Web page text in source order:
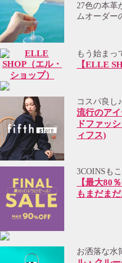
27色の本革
ムオーダー
もう始まっ
【ELLE
コスパ良し♪
流行のア
ドファッ
ィフス)
3COINSも
【最大80
もまだま
お洒落な水